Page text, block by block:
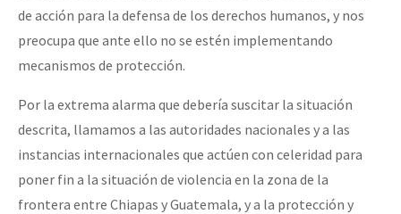
de acción para la defensa de los derechos humanos, y nos
preocupa que ante ello no se estén implementando
mecanismos de protección.
Por la extrema alarma que debería suscitar la situación
descrita, llamamos a las autoridades nacionales y a las
instancias internacionales que actúen con celeridad para
poner fin a la situación de violencia en la zona de la
frontera entre Chiapas y Guatemala, y a la protección y